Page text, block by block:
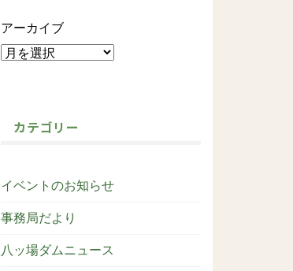
アーカイブ
カテゴリー
イベントのお知らせ
事務局だより
八ッ場ダムニュース